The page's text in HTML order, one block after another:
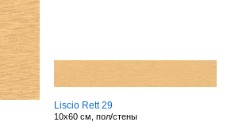
Liscio Rett 29
10x60 см, пол/стены